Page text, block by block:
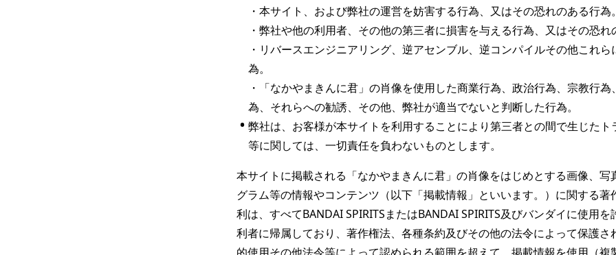
・本サイト、および弊社の運営を妨害する行為、又はその恐れのある行為
・弊社や他の利用者、その他の第三者に損害を与える行為、又はその恐れ
・リバースエンジニアリング、逆アセンブル、逆コンパイルその他これら
為。
・「なかやまきんに君」の肖像を使用した商業行為、政治行為、宗教行為
為、それらへの勧誘、その他、弊社が適当でないと判断した行為。
• 弊社は、お客様が本サイトを利用することにより第三者との間で生じたト
等に関しては、一切責任を負わないものとします。
本サイトに掲載される「なかやまきんに君」の肖像をはじめとする画像、写
グラム等の情報やコンテンツ（以下「掲載情報」といいます。）に関する著
利は、すべてBANDAI SPIRITSまたはBANDAI SPIRITS及びバンダイに使用
利者に帰属しており、著作権法、各種条約及びその他の法令によって保護さ
的使用その他法令等によって認められる範囲を超えて、掲載情報を使用（複